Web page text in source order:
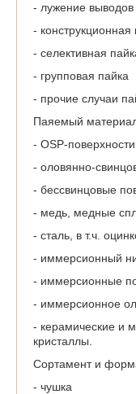
- лужение
- конструкционная
- селективная
- групповая пайка
- прочие случаи
Паяемый
- OSP-поверхности
- оловянно-
- бессвинцовые
- медь, медные
- сталь, в т.ч.
- иммерсионный
- иммерсионные
- иммерсионное
- керамические и
кристаллы.
Сортамент и
- чушка